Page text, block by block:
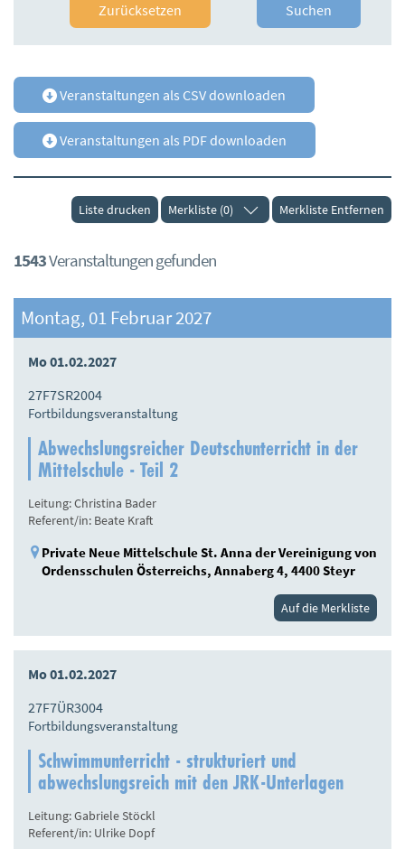
Zurücksetzen Suchen
Veranstaltungen als CSV downloaden
Veranstaltungen als PDF downloaden
Liste drucken Merkliste (0) Merkliste Entfernen
1543Veranstaltungen gefunden
Montag, 01 Februar 2027
Mo 01.02.2027
27F7SR2004
Fortbildungsveranstaltung
Abwechslungsreicher Deutschunterricht in der
Mittelschule - Teil 2
Leitung: Christina Bader
Referent/in: Beate Kraft
Private Neue Mittelschule St. Anna der Vereinigung von
Ordensschulen Österreichs, Annaberg 4, 4400 Steyr
Auf die Merkliste
Mo 01.02.2027
27F7ÜR3004
Fortbildungsveranstaltung
Schwimmunterricht - strukturiert und
abwechslungsreich mit den JRK-Unterlagen
Leitung: Gabriele Stöckl
Referent/in: Ulrike Dopf